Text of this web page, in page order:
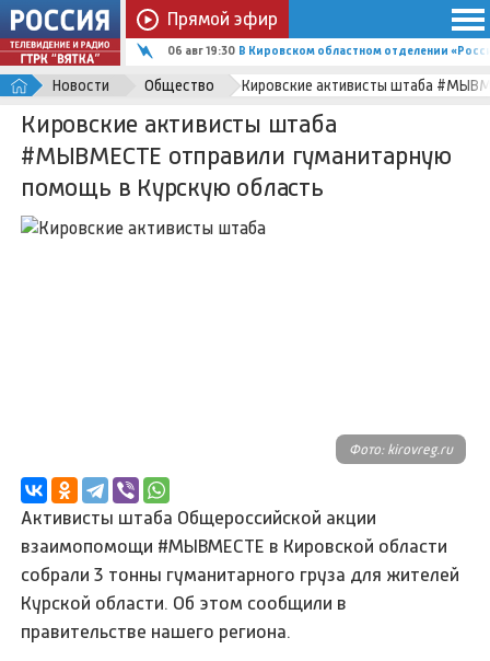
Прямой эфир
06 авг 19:30 В Кировском областном отделении
Новости Общество Кировские активисты штаба
Кировские активисты штаба
#МЫВМЕСТЕ отправили гуманитарную
помощь в Курскую область
Фото: kirovreg.ru
Активисты штаба Общероссийской акции
взаимопомощи #МЫВМЕСТЕ в Кировской области
собрали 3 тонны гуманитарного груза для жителей
Курской области. Об этом сообщили в
правительстве нашего региона.